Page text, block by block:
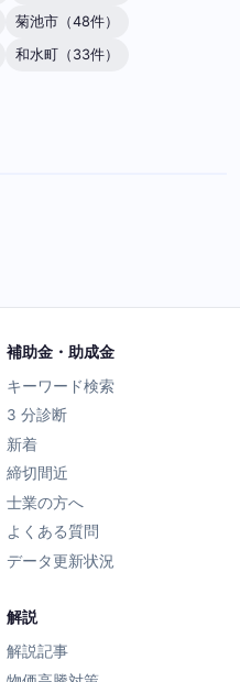
菊池市（48件）
和水町（33件）
補助金・助成金
キーワード検索
3 分診断
新着
締切間近
士業の方へ
よくある質問
データ更新状況
解説
解説記事